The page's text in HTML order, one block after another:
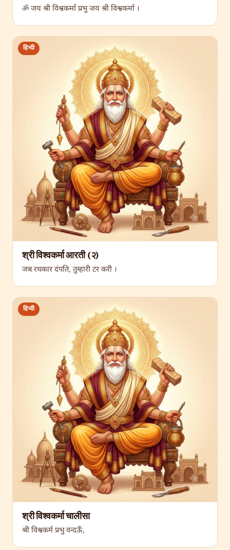
ॐ जय श्री विश्वकर्मा प्रभु जय श्री विश्वकर्मा ।
हिन्दी
श्री विश्वकर्मा आरती (२)
जब रथकार दंपति, तुम्हारी टर करी ।
हिन्दी
श्री विश्वकर्मा चालीसा
श्री विश्वकर्म प्रभु वन्दऊँ,